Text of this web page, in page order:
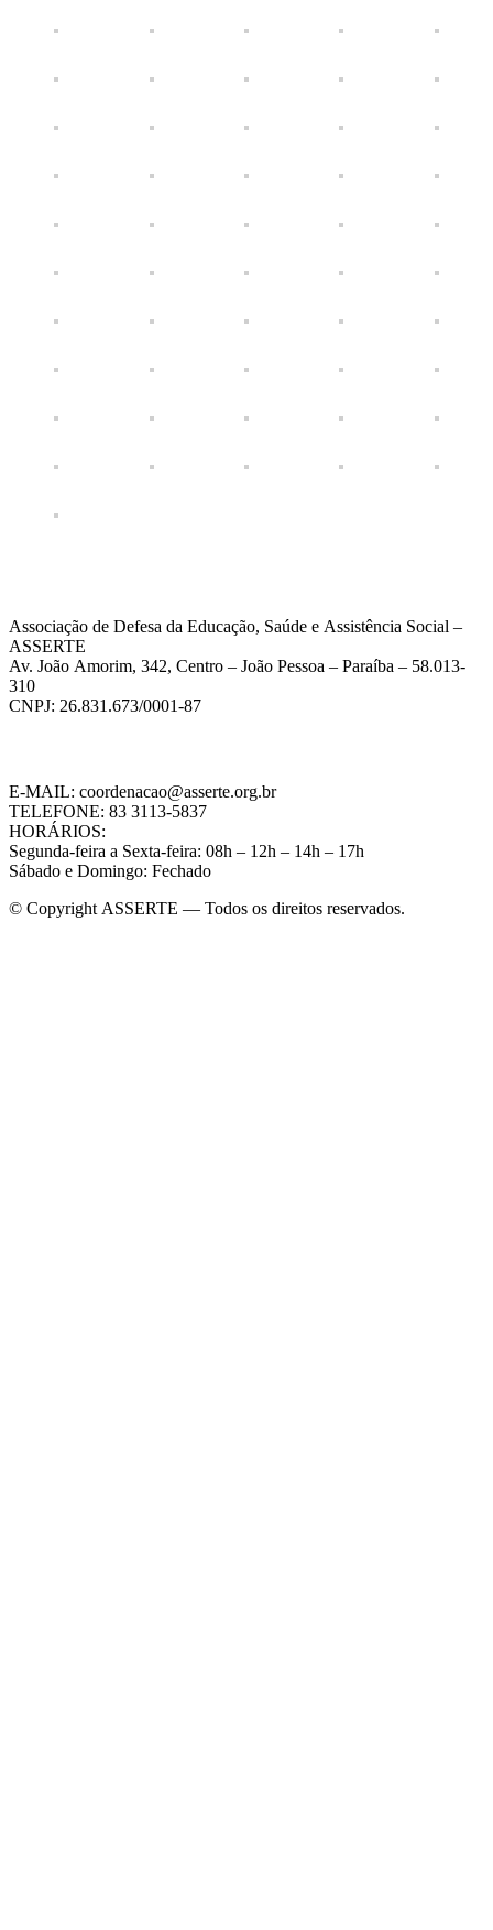
Associação de Defesa da Educação, Saúde e Assistência Social –
ASSERTE
Av. João Amorim, 342, Centro – João Pessoa – Paraíba – 58.013-
310
CNPJ: 26.831.673/0001-87
E-MAIL: coordenacao@asserte.org.br
TELEFONE: 83 3113-5837
HORÁRIOS:
Segunda-feira a Sexta-feira: 08h – 12h – 14h – 17h
Sábado e Domingo: Fechado
© Copyright ASSERTE — Todos os direitos reservados.